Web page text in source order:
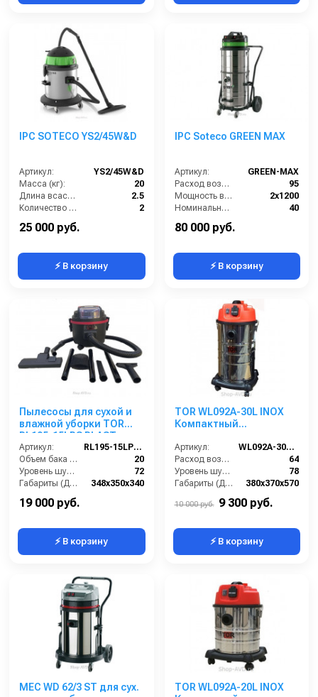
IPC SOTECO YS2/45W&D
Артикул:
YS2/45W&D
Масса (кг):
20
Длина всасывающего шланга (м):
2.5
Количество турбин (шт):
2
Емкость бака для мусора (л):
25 000 руб.
⚡ В корзину
IPC Soteco GREEN MAX
Артикул:
GREEN-MAX
Расход воздуха (л/сек):
95
Мощность всасывающей турбины (Вт):
2х1200
Номинальный диаметр принадлежностей (мм):
40
Объём бака для грязной воды (л):
80 000 руб.
⚡ В корзину
Пылесосы для сухой и
влажной уборки TOR
RL195-15LPS PLAST
Артикул:
RL195-15LPS PLAST
Объем бака (л):
20
Уровень шума (дБ):
72
Габариты (ДхШхВ):
348х350х340
19 000 руб.
⚡ В корзину
TOR WL092A-30L INOX
Компактный
работы с
электроинструментом
Артикул:
WL092A-30L INOX
Расход воздуха (л/сек):
64
Уровень шума (дБ(А)):
78
Габариты (ДхШхВ):
380х370х570
10 000 руб. 9 300 руб.
⚡ В корзину
MEC WD 62/3 ST для сух.
TOR WL092A-20L INOX